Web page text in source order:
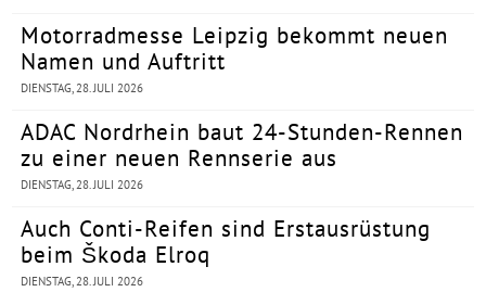
Motorradmesse Leipzig bekommt neuen
Namen und Auftritt
DIENSTAG, 28. JULI 2026
ADAC Nordrhein baut 24-Stunden-Rennen
zu einer neuen Rennserie aus
DIENSTAG, 28. JULI 2026
Auch Conti-Reifen sind Erstausrüstung
beim Škoda Elroq
DIENSTAG, 28. JULI 2026